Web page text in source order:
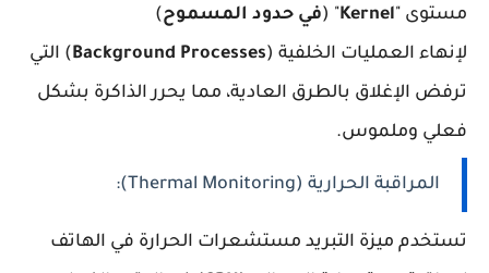
مستوى "Kernel
" (في حدود المسموح)
لإنهاء العمليات الخلفية (Background Processes) التي
ترفض الإغلاق بالطرق العادية، مما يحرر الذاكرة بشكل
فعلي وملموس.
المراقبة الحرارية (Thermal Monitoring):
تستخدم ميزة التبريد مستشعرات الحرارة في الهاتف